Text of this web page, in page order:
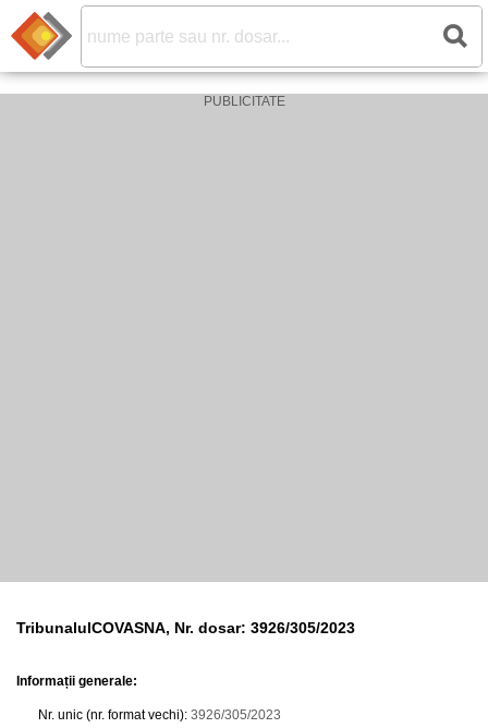
TribunalulCOVASNA, Nr. dosar: 3926/305/2023
Informații generale:
Nr. unic (nr. format vechi): 3926/305/2023